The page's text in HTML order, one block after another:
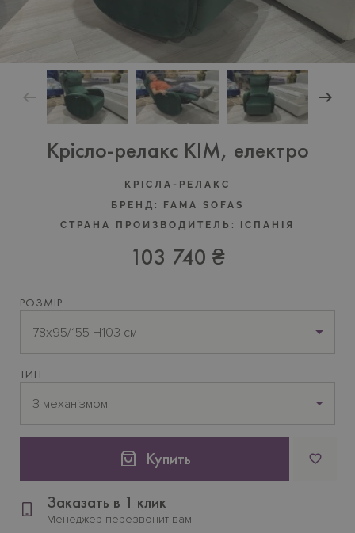
Крісло-релакс KIM, електро
КРІСЛА-РЕЛАКС
БРЕНД:
FAMA SOFAS
СТРАНА ПРОИЗВОДИТЕЛЬ:
IСПАНIЯ
103 740 ₴
РОЗМІР
78х95/155 H103 см
ТИП
З механізмом
Купить
Заказать в 1 клик
Менеджер перезвонит вам